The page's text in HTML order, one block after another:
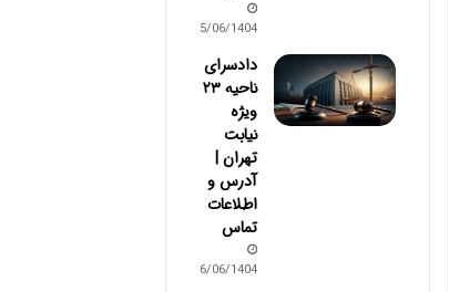
25/06/1404
دادسرای
ناحیه ۲۳
ویژه
نیابت
تهران |
آدرس و
اطلاعات
تماس
16/06/1404